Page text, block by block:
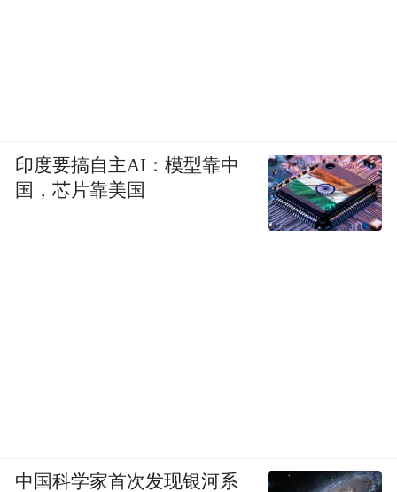
印度要搞自主AI：模型靠中
国，芯片靠美国
中国科学家首次发现银河系